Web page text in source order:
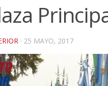
· 25 MAYO, 2017